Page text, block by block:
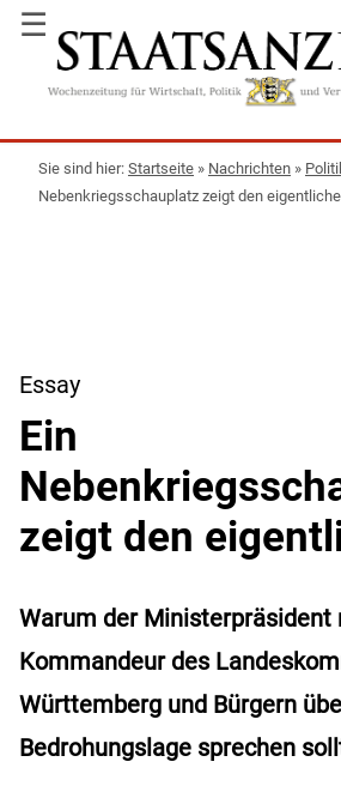
☰
Startseite » Nachrichten »
Nebenkriegsschauplatz zeigt den
Essay
Ein
zeigt den
Warum der Ministerpräsident
Kommandeur des
Württemberg und Bürgern
Bedrohungslage sprechen